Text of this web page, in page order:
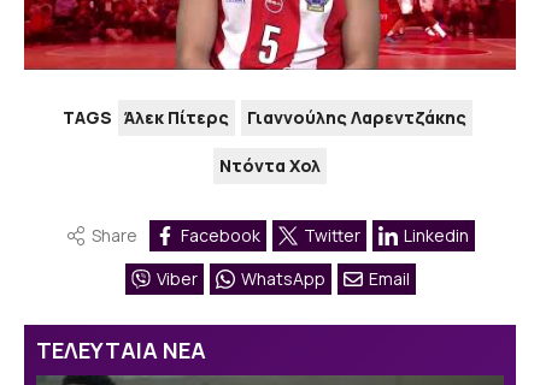
TAGS Άλεκ Πίτερς Γιαννούλης Λαρεντζάκης
Ντόντα Χολ
Share Facebook Twitter
Linkedin
Viber
WhatsApp Email
ΤΕΛΕΥΤΑΙΑ ΝΕΑ